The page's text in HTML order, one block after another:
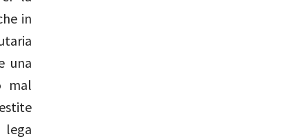
in
una
mal
lega